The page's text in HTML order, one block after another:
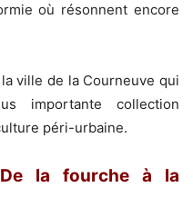
où résonnent encore
ville de la Courneuve qui
importante collection
péri-urbaine.
la fourche à la